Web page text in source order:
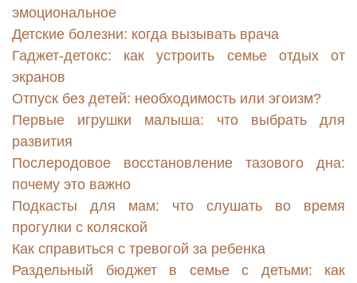
эмоциональное
Детские болезни: когда вызывать врача
Гаджет-детокс: как устроить семье отдых от
экранов
Отпуск без детей: необходимость или эгоизм?
Первые игрушки малыша: что выбрать для
развития
Послеродовое восстановление тазового дна:
почему это важно
Подкасты для мам: что слушать во время
прогулки с коляской
Как справиться с тревогой за ребенка
Раздельный бюджет в семье с детьми: как